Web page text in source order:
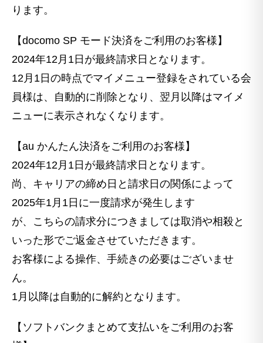
ります。
【docomo SP モード決済をご利用のお客様】
2024年12月1日が最終請求日となります。
12月1日の時点でマイメニュー登録をされている会
員様は、自動的に削除となり、翌月以降はマイメ
ニューに表示されなくなります。
【au かんたん決済をご利用のお客様】
2024年12月1日が最終請求日となります。
尚、キャリアの締め日と請求日の関係によって
2025年1月1日に一度請求が発生します
が、こちらの請求分につきましては取消や相殺と
いった形でご返金させていただきます。
お客様による操作、手続きの必要はございませ
ん。
1月以降は自動的に解約となります。
【ソフトバンクまとめて支払いをご利用のお客